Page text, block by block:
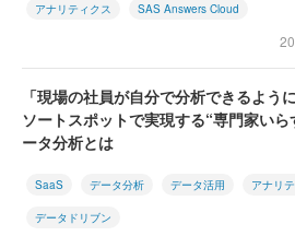
アナリティクス SAS Answers Cloud
「現場の社員が自分で分析できるよう
ソートスポットで実現する“専門家いら
ータ分析とは
SaaS データ分析 データ活用 アナリ
データドリブン